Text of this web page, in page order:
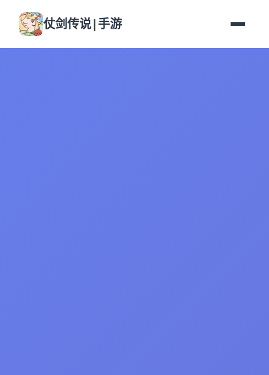
仗剑传说|手游